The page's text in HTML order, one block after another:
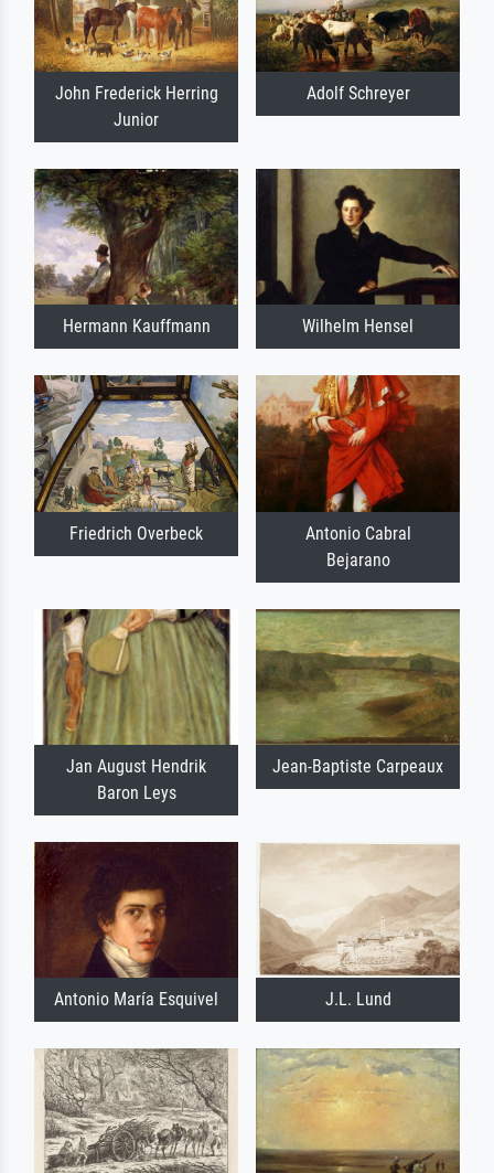
John Frederick Herring
Junior
Adolf Schreyer
Hermann Kauffmann Wilhelm Hensel
Friedrich Overbeck
Antonio Cabral
Bejarano
Jan August Hendrik
Baron Leys
Jean-Baptiste Carpeaux
Antonio María Esquivel J.L. Lund